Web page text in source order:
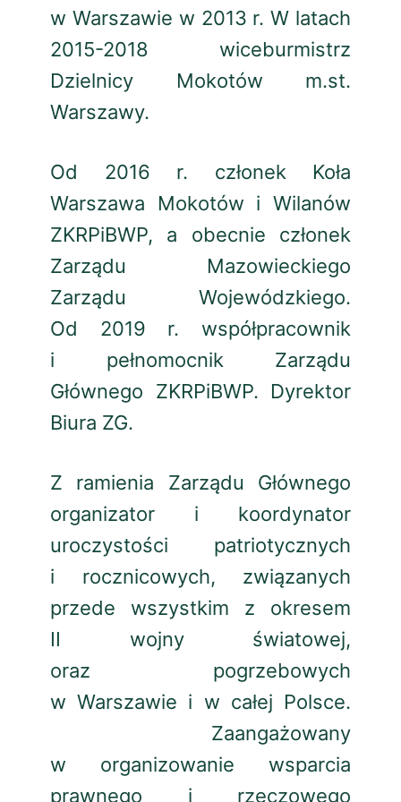
w Warszawie w 2013 r. W latach
2015-2018 wiceburmistrz
Dzielnicy Mokotów m.st.
Warszawy.
Od 2016 r. członek Koła
Warszawa Mokotów i Wilanów
ZKRPiBWP, a obecnie członek
Zarządu Mazowieckiego
Zarządu Wojewódzkiego.
Od 2019 r. współpracownik
i pełnomocnik Zarządu
Głównego ZKRPiBWP. Dyrektor
Biura ZG.
Z ramienia Zarządu Głównego
organizator i koordynator
uroczystości patriotycznych
i rocznicowych, związanych
przede wszystkim z okresem
II wojny światowej,
oraz pogrzebowych
w Warszawie i w całej Polsce.
Zaangażowany
w organizowanie wsparcia
prawnego i rzeczowego